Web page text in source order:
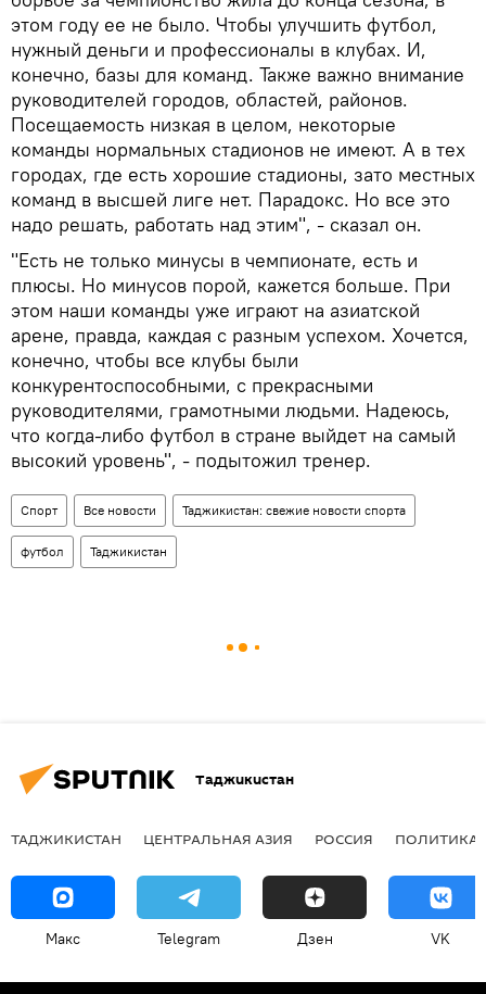
этом году ее не было. Чтобы улучшить футбол,
нужный деньги и профессионалы в клубах. И,
конечно, базы для команд. Также важно внимание
руководителей городов, областей, районов.
Посещаемость низкая в целом, некоторые
команды нормальных стадионов не имеют. А в тех
городах, где есть хорошие стадионы, зато местных
команд в высшей лиге нет. Парадокс. Но все это
надо решать, работать над этим", - сказал он.
"Есть не только минусы в чемпионате, есть и
плюсы. Но минусов порой, кажется больше. При
этом наши команды уже играют на азиатской
арене, правда, каждая с разным успехом. Хочется,
конечно, чтобы все клубы были
конкурентоспособными, с прекрасными
руководителями, грамотными людьми. Надеюсь,
что когда-либо футбол в стране выйдет на самый
высокий уровень", - подытожил тренер.
Спорт Все новости Таджикистан: свежие новости спорта
футбол Таджикистан
Таджикистан
ТАДЖИКИСТАН ЦЕНТРАЛЬНАЯ АЗИЯ РОССИЯ ПОЛИТИКА
Макс Telegram Дзен VK